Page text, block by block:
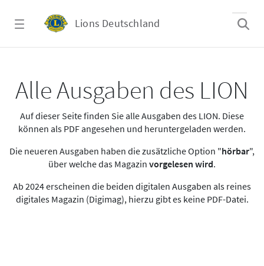
Lions Deutschland
Alle Ausgaben des LION
Auf dieser Seite finden Sie alle Ausgaben des LION. Diese
können als PDF angesehen und heruntergeladen werden.
Die neueren Ausgaben haben die zusätzliche Option "hörbar",
über welche das Magazin vorgelesen wird.
Ab 2024 erscheinen die beiden digitalen Ausgaben als reines
digitales Magazin (Digimag), hierzu gibt es keine PDF-Datei.